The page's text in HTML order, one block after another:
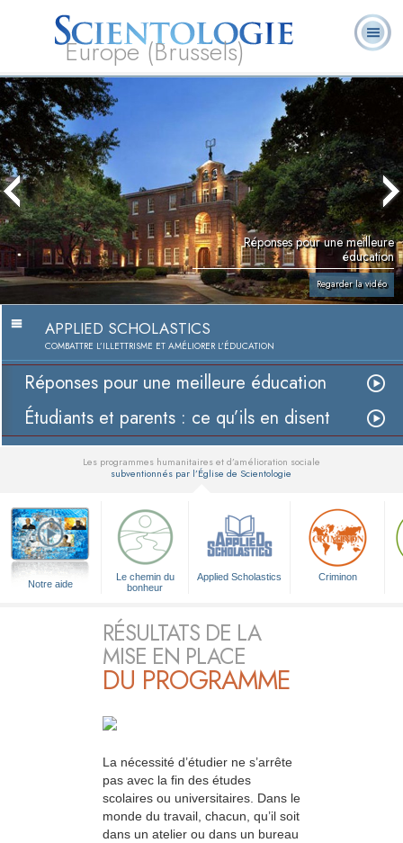
Europe (Brussels)
À
notre
sujet
L. Ron Hubbard
volontaires
Foire aux
questions
Livres
Réponses pour une meilleure
éducation
Regarder la vidéo
APPLIED SCHOLASTICS
COMBATTRE L’ILLETTRISME ET AMÉLIORER L’ÉDUCATION
Réponses pour une meilleure éducation
Étudiants et parents : ce qu’ils en disent
Les programmes humanitaires et d’amélioration sociale
subventionnés par l’Église de Scientologie
Notre aide
Le chemin du
bonheur
Applied Scholastics Criminon
RÉSULTATS DE LA
MISE EN PLACE
DU PROGRAMME
La nécessité d’étudier ne s’arrête
pas avec la fin des études
scolaires ou universitaires. Dans le
monde du travail, chacun, qu’il soit
dans un atelier ou dans un bureau